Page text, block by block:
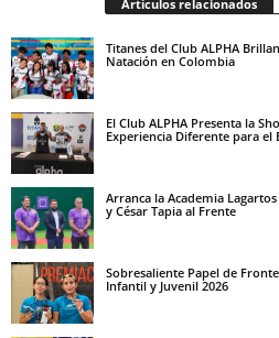
Artículos relacionados
Titanes del Club ALPHA
Natación en Colombia
El Club ALPHA Presenta la
Experiencia Diferente para el
Arranca la Academia
y César Tapia al Frente
Sobresaliente Papel de
Infantil y Juvenil 2026